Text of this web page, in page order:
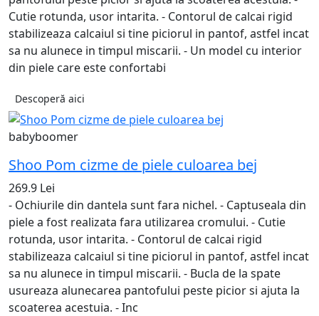
Cutie rotunda, usor intarita. - Contorul de calcai rigid
stabilizeaza calcaiul si tine piciorul in pantof, astfel incat
sa nu alunece in timpul miscarii. - Un model cu interior
din piele care este confortabi
Descoperă aici
babyboomer
Shoo Pom cizme de piele culoarea bej
269.9 Lei
- Ochiurile din dantela sunt fara nichel. - Captuseala din
piele a fost realizata fara utilizarea cromului. - Cutie
rotunda, usor intarita. - Contorul de calcai rigid
stabilizeaza calcaiul si tine piciorul in pantof, astfel incat
sa nu alunece in timpul miscarii. - Bucla de la spate
usureaza alunecarea pantofului peste picior si ajuta la
scoaterea acestuia. - Inc